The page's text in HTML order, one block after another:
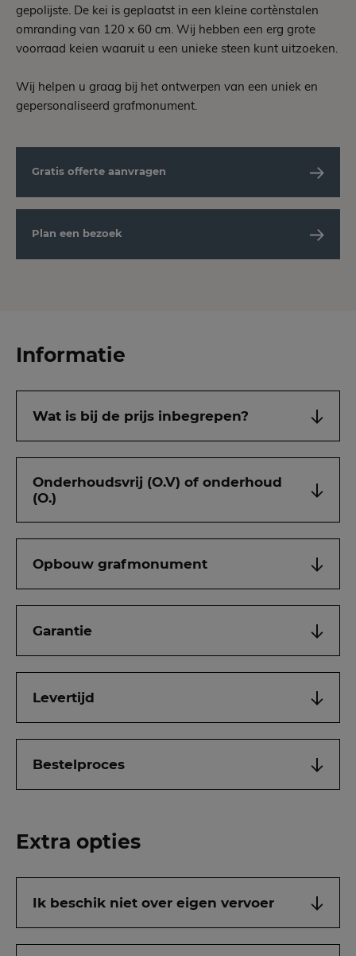
gepolijste. De kei is geplaatst in een kleine cortènstalen
omranding van 120 x 60 cm. Wij hebben een erg grote
voorraad keien waaruit u een unieke steen kunt uitzoeken.
Wij helpen u graag bij het ontwerpen van een uniek en
gepersonaliseerd grafmonument.
Gratis offerte aanvragen
Plan een bezoek
Informatie
Wat is bij de prijs inbegrepen?
Onderhoudsvrij (O.V) of onderhoud
(O.)
Opbouw grafmonument
Garantie
Levertijd
Bestelproces
Extra opties
Ik beschik niet over eigen vervoer